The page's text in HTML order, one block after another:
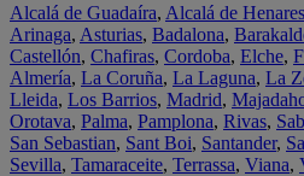
Alcalá de Guadaíra, Alcalá de Henares
Arinaga, Asturias, Badalona,
Castellón, Chafiras, Cordoba, Elche,
Almería, La Coruña, La Laguna, La
Lleida, Los Barrios, Madrid,
Orotava, Palma, Pamplona, Rivas,
San Sebastian, Sant Boi, Santander,
Sevilla, Tamaraceite, Terrassa, Viana,